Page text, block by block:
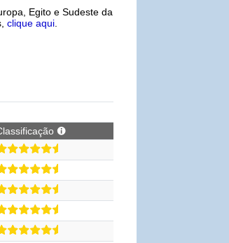
Egito e Sudeste da
clique aqui